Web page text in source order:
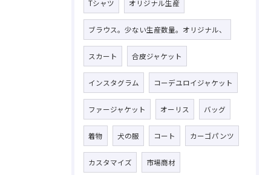
Tシャツ オリジナル生産
ブラウス。少ない生産数量。オリジナル、
スカート 合皮ジャケット
インスタグラム コーデユロイジャケット
ファージャケット オーリス バッグ
着物 犬の服 コート カーゴパンツ
カスタマイズ 市場商材